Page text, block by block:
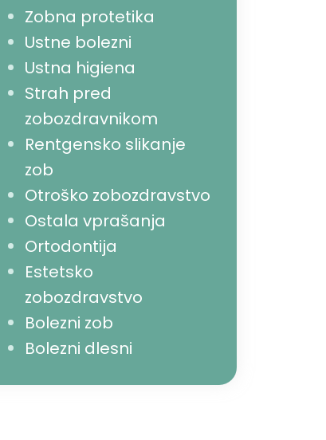
Zobna protetika
Ustne bolezni
Ustna higiena
Strah pred
zobozdravnikom
Rentgensko slikanje
zob
Otroško zobozdravstvo
Ostala vprašanja
Ortodontija
Estetsko
zobozdravstvo
Bolezni zob
Bolezni dlesni